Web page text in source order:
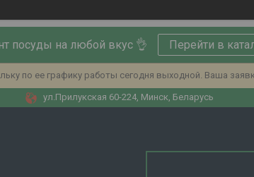
посуды на любой вкус 👌 Перейти в
по ее графику работы сегодня выходной. Ваша
ул.Прилукская 60-224, Минск, Беларусь